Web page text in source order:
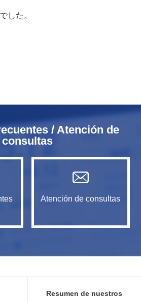
した。
/ Atención de
consultas
Atención de consultas
Resumen de nuestros